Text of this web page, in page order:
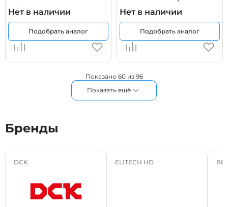
Нет в наличии
Подобрать аналог
Нет в наличии
Подобрать аналог
Показано 60 из 96
Показать ещё
Бренды
DCK ELITECH HD